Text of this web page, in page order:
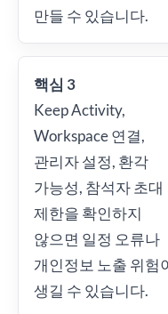
만들 수 있습니다.
핵심 3
Keep Activity,
Workspace 연결,
관리자 설정, 환각
가능성, 참석자 초대
제한을 확인하지
않으면 일정 오류나
개인정보 노출 위험
생길 수 있습니다.